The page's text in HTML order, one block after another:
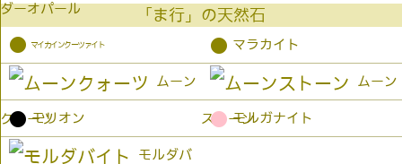
ダーオパール 「ま行」の天然石
● マイカインクーツァイト ● マラカイト
ムーン
クォーツ
ムーン
ストーン
● モリオン ● モルガナイト
モルダバ